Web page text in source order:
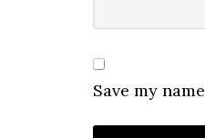
Save my